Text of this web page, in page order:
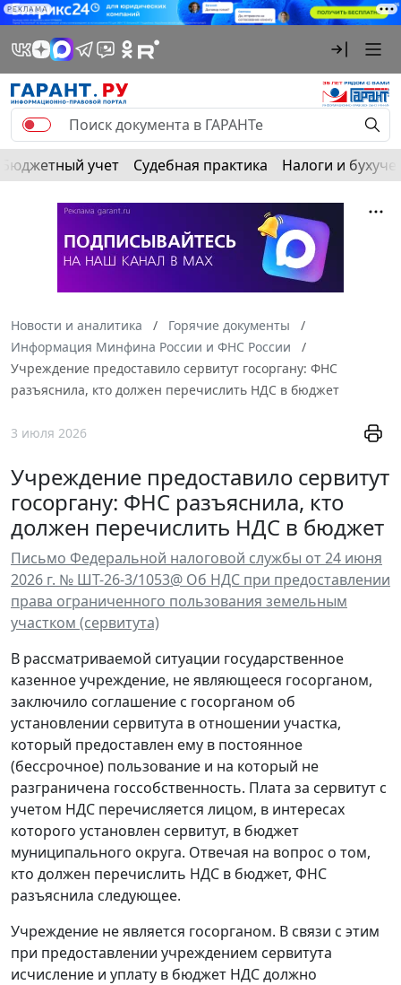
РЕКЛАМА
Бюджетный учет Судебная практика Налоги и
Новости и аналитика
Горячие документы
Информация Минфина России и ФНС России
Учреждение предоставило сервитут госоргану: ФНС
разъяснила, кто должен перечислить НДС в бюджет
3 июля 2026
Учреждение предоставило сервитут
госоргану: ФНС разъяснила, кто
должен перечислить НДС в бюджет
Письмо Федеральной налоговой службы от 24 июня
2026 г. № ШТ-26-3/1053@ Об НДС при предоставлении
права ограниченного пользования земельным
участком (сервитута)
В рассматриваемой ситуации государственное
казенное учреждение, не являющееся госорганом,
заключило соглашение с госорганом об
установлении сервитута в отношении участка,
который предоставлен ему в постоянное
(бессрочное) пользование и на который не
разграничена госсобственность. Плата за сервитут с
учетом НДС перечисляется лицом, в интересах
которого установлен сервитут, в бюджет
муниципального округа. Отвечая на вопрос о том,
кто должен перечислить НДС в бюджет, ФНС
разъяснила следующее.
Учреждение не является госорганом. В связи с этим
при предоставлении учреждением сервитута
исчисление и уплату в бюджет НДС должно